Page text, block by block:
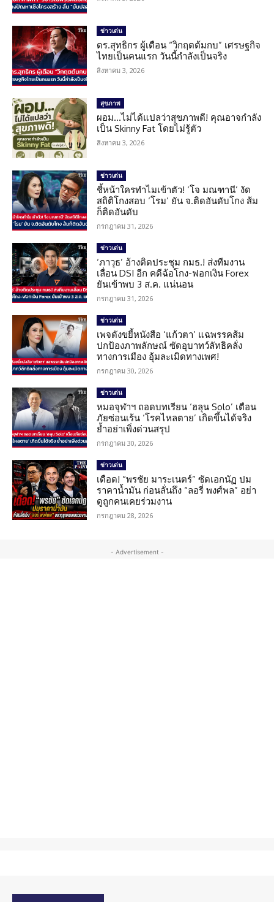
ข่าวเด่น
ดร.สุทธิกร ผู้เตือน “วิกฤตต้มกบ” เศรษฐกิจ
ไทยเป็นคนแรก วันนี้กำลังเป็นจริง
สิงหาคม 3, 2026
สุขภาพ
ผอม…ไม่ได้แปลว่าสุขภาพดี! คุณอาจกำลัง
เป็น Skinny Fat โดยไม่รู้ตัว
สิงหาคม 3, 2026
ข่าวเด่น
ชี้หน้าใครทำไมเข้าตัว! ‘โจ มณฑานี’ งัด
สถิติโกงสอบ ‘โรม’ ยัน จ.ติดอันดับโกง ส้ม
ก็ติดอันดับ
กรกฎาคม 31, 2026
ข่าวเด่น
‘ภาวุธ’ อ้างติดประชุม กมธ.! ส่งทีมงาน
เลื่อน DSI อีก คดีฉ้อโกง-ฟอกเงิน Forex
ยันเข้าพบ 3 ส.ค. แน่นอน
กรกฎาคม 31, 2026
ข่าวเด่น
เพจดังขยี้หนังสือ ‘แก้วตา’ แฉพรรคส้ม
ปกป้องภาพลักษณ์ ซัดอุบาทว์ลัทธิคลั่ง
ทางการเมือง อุ้มละเมิดทางเพศ!
กรกฎาคม 30, 2026
ข่าวเด่น
หมอจุฬาฯ ถอดบทเรียน ‘ฮลุน Solo’ เตือน
ภัยซ่อนเร้น ‘โรคไหลตาย’ เกิดขึ้นได้จริง
ย้ำอย่าเพิ่งด่วนสรุป
กรกฎาคม 30, 2026
ข่าวเด่น
เดือด! “พรชัย มาระเนตร์” ซัดเอกนัฏ ปม
ราคาน้ำมัน ก่อนลั่นถึง “ลอรี่ พงศ์พล” อย่า
ดูถูกคนเคยร่วมงาน
กรกฎาคม 28, 2026
- Advertisement -